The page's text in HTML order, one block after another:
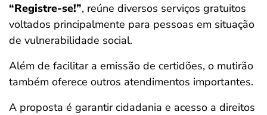
“Registre-se!”, reúne diversos serviços gratuitos
voltados principalmente para pessoas em situação
de vulnerabilidade social.
Além de facilitar a emissão de certidões, o mutirão
também oferece outros atendimentos importantes.
A proposta é garantir cidadania e acesso a direitos